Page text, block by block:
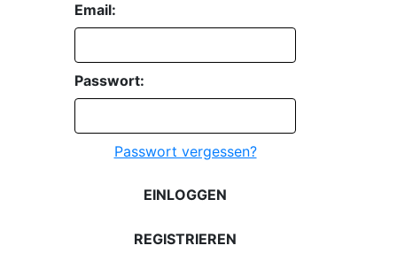
Email:
Passwort:
Passwort vergessen?
EINLOGGEN
REGISTRIEREN